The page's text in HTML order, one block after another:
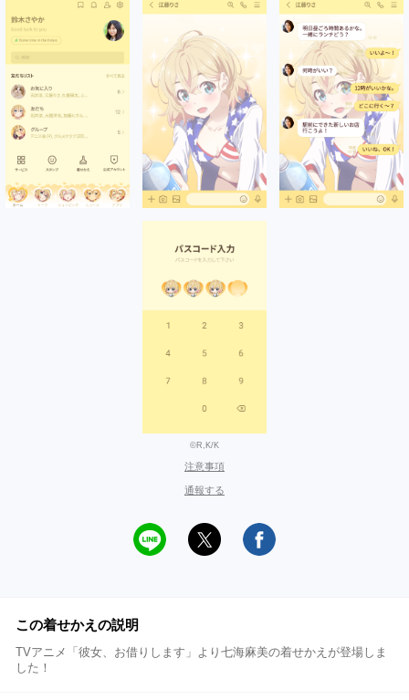
©R,K/K
注意事項
通報する
この着せかえの説明
TVアニメ「彼女、お借りします」より七海麻美の着せかえが登場しま
した！